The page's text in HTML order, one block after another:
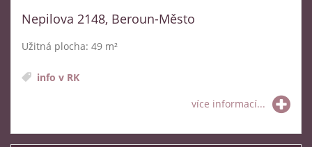
Nepilova 2148, Beroun-Město
Užitná plocha: 49 m²
info v RK
více informací...